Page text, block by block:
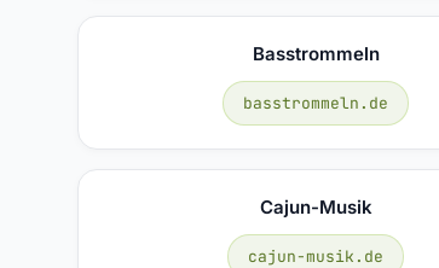
Basstrommeln
basstrommeln.de
Cajun-Musik
cajun-musik.de